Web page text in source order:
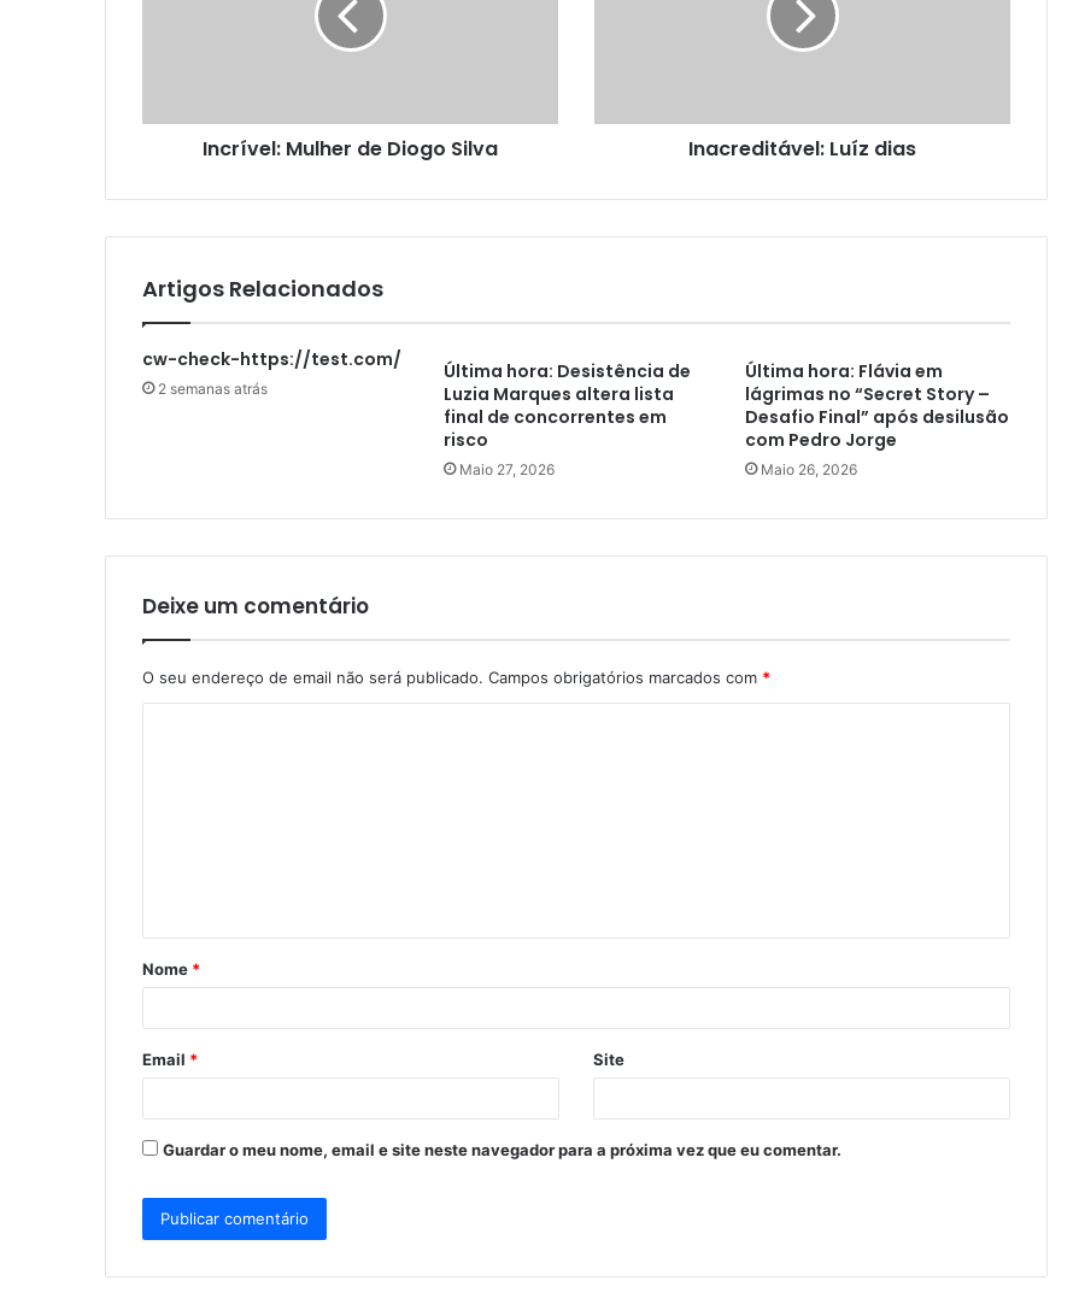
Incrível: Mulher de Diogo Silva Inacreditável: Luíz dias
Artigos Relacionados
cw-check-https://test.com/
2 semanas atrás
Última hora: Desistência de
Luzia Marques altera lista
final de concorrentes em
risco
Maio 27, 2026
Última hora: Flávia em
lágrimas no “Secret Story –
Desafio Final” após desilusão
com Pedro Jorge
Maio 26, 2026
Deixe um comentário
O seu endereço de email não será publicado. Campos obrigatórios marcados com *
á
r
*
Nome *
Email * Site
Guardar o meu nome, email e site neste navegador para a próxima vez que eu comentar.